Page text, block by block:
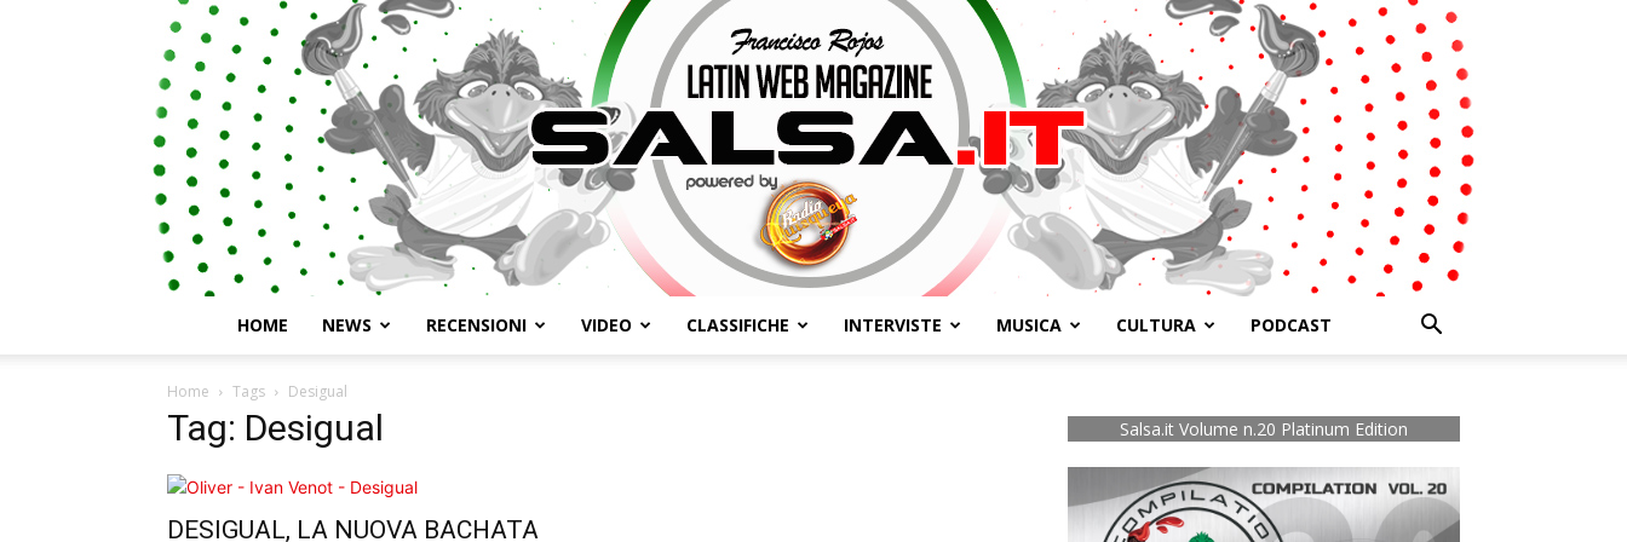
HOME NEWS RECENSIONI VIDEO CLASSIFICHE INTERVISTE MUSICA CULTURA PODCAST
Home Tags Desigual
Tag: Desigual
DESIGUAL, LA NUOVA BACHATA
Salsa.it Volume n.20 Platinum Edition